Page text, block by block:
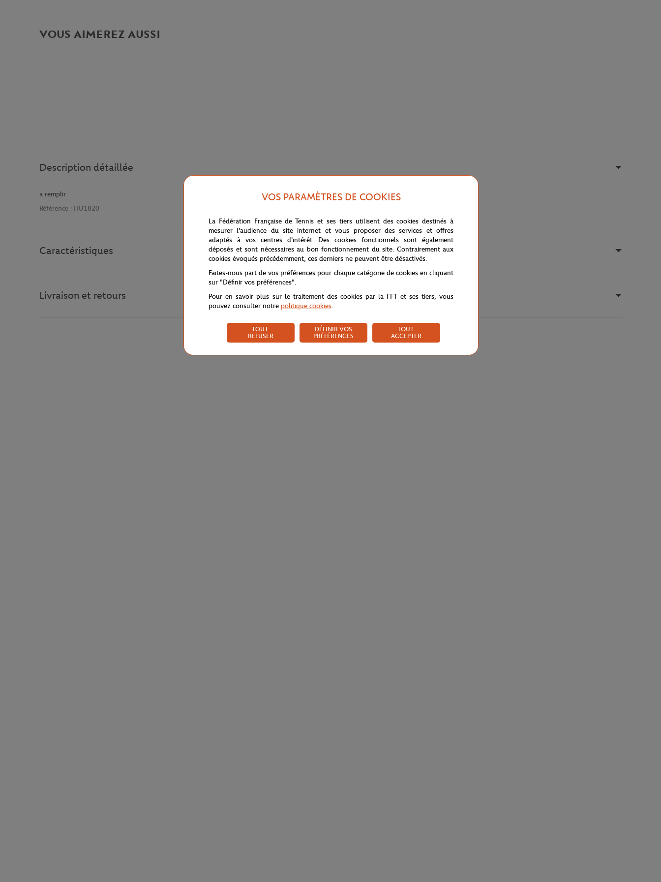
VOUS AIMEREZ AUSSI
Description détaillée
a remplir
Référence : HU1820
Caractéristiques
Livraison et retours
VOS PARAMÈTRES DE COOKIES
La Fédération Française de Tennis et ses tiers utilisent des cookies destinés à
mesurer l'audience du site internet et vous proposer des services et offres
adaptés à vos centres d'intérêt. Des cookies fonctionnels sont également
déposés et sont nécessaires au bon fonctionnement du site. Contrairement aux
cookies évoqués précédemment, ces derniers ne peuvent être désactivés.
Faites-nous part de vos préférences pour chaque catégorie de cookies en cliquant
sur "Définir vos préférences".
Pour en savoir plus sur le traitement des cookies par la FFT et ses tiers, vous
pouvez consulter notre politique cookies.
TOUT
REFUSER
DÉFINIR VOS
PRÉFÉRENCES
TOUT
ACCEPTER